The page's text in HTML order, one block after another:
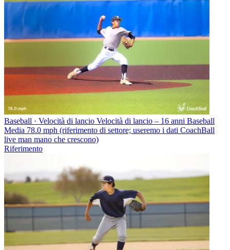
Baseball · Velocità di lancio Velocità di lancio – 16 anni Baseball
Media 78.0 mph (riferimento di settore; useremo i dati CoachBall
live man mano che crescono)
Riferimento